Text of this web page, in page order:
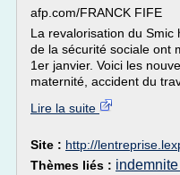
afp.com/FRANCK FIFE
La revalorisation du Smic
de la sécurité sociale ont
1er janvier. Voici les
maternité, accident du
Lire la suite
Site : http://
Thèmes liés :